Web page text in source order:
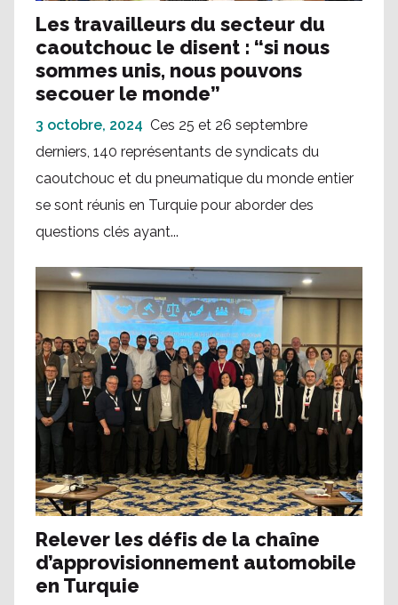
Les travailleurs du secteur du
caoutchouc le disent : “si nous
sommes unis, nous pouvons
secouer le monde”
3 octobre, 2024 Ces 25 et 26 septembre
derniers, 140 représentants de syndicats du
caoutchouc et du pneumatique du monde entier
se sont réunis en Turquie pour aborder des
questions clés ayant...
Relever les défis de la chaîne
d’approvisionnement automobile
en Turquie